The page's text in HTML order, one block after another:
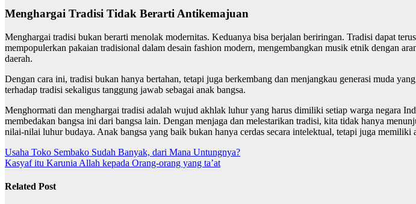
Menghargai Tradisi Tidak Berarti Antikemajuan
Menghargai tradisi bukan berarti menolak modernitas. Keduanya bisa berjalan beriringan. Tradisi dapat
mempopulerkan pakaian tradisional dalam desain fashion modern, mengembangkan musik etnik dengan
daerah.
Dengan cara ini, tradisi bukan hanya bertahan, tetapi juga berkembang dan menjangkau generasi muda
terhadap tradisi sekaligus tanggung jawab sebagai anak bangsa.
Menghormati dan menghargai tradisi adalah wujud akhlak luhur yang harus dimiliki setiap warga negara
membedakan bangsa ini dari bangsa lain. Dengan menjaga dan melestarikan tradisi, kita tidak hanya
nilai-nilai luhur budaya. Anak bangsa yang baik bukan hanya cerdas secara intelektual, tetapi juga
Navigasi
pos
Usaha Toko Sembako Sudah Banyak, dari Mana Untungnya?
Kasyaf itu Karunia Allah kepada Orang-orang yang ta’at
Related Post